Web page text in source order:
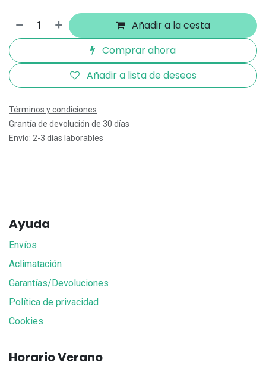
Añadir a la cesta
Comprar ahora
Añadir a lista de deseos
Términos y condiciones
Grantía de devolución de 30 días
Envío: 2-3 días laborables
Ayuda
Envíos
Aclimatación
Garantías/Devoluciones
Política de privacidad
Cookies
Horario Verano